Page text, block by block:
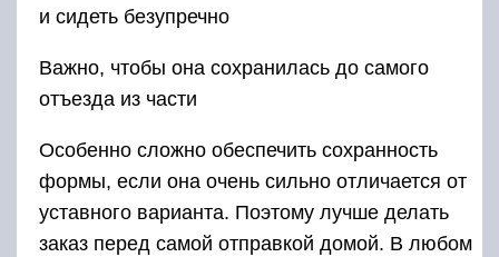
и сидеть безупречно
Важно, чтобы она сохранилась до самого
отъезда из части
Особенно сложно обеспечить сохранность
формы, если она очень сильно отличается от
уставного варианта. Поэтому лучше делать
заказ перед самой отправкой домой. В любом